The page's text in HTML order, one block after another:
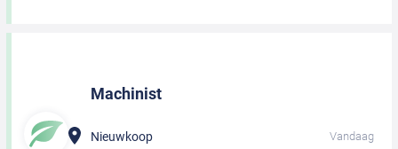
Machinist
Nieuwkoop Vandaag